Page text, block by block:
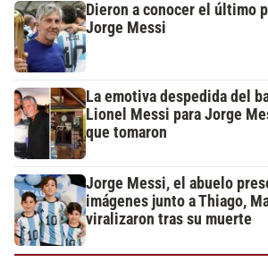
Dieron a conocer el último
Jorge Messi
La emotiva despedida del
Lionel Messi para Jorge
que tomaron
Jorge Messi, el abuelo
imágenes junto a Thiago,
viralizaron tras su muerte